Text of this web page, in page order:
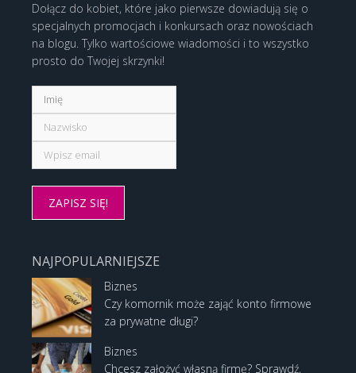
Dołącz do kobiet, które jako pierwsze dowiadują się o
specjalnych promocjach i konkursach oraz nowościach
na blogu. Tylko wartościowe wiadomości i to wszystko
prosto do Twojej skrzynki!
NAJPOPULARNIEJSZE
Biznes
Czy komornik może zająć konto firmowe
za prywatne długi?
Biznes
Chcesz założyć własną firmę? Sprawdź,